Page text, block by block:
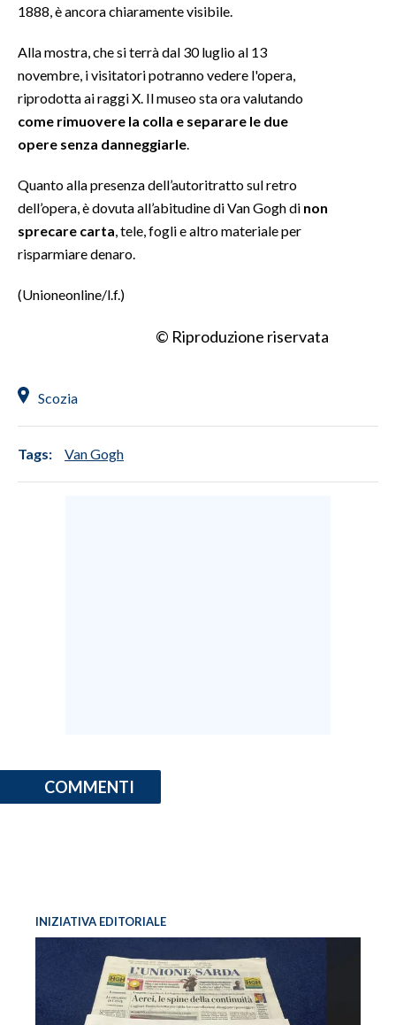
SPIAGGE
1888, è ancora chiaramente visibile.
Alla mostra, che si terrà dal 30 luglio al 13
novembre, i visitatori potranno vedere l'opera,
riprodotta ai raggi X. Il museo sta ora valutando
come rimuovere la colla e separare le due
opere senza danneggiarle
Quanto alla presenza dell’autoritratto sul retro
dell’opera, è dovuta all’abitudine di Van Gogh di non
sprecare carta , tele, fogli e altro materiale per
risparmiare denaro.
(Unioneonline/l.f.)
© Riproduzione riservata
Scozia
Tags: Van Gogh
COMMENTI
INIZIATIVA EDITORIALE